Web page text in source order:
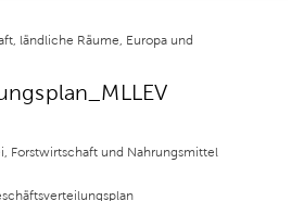
ländliche Räume, Europa und
Forstwirtschaft und Nahrungsmittel